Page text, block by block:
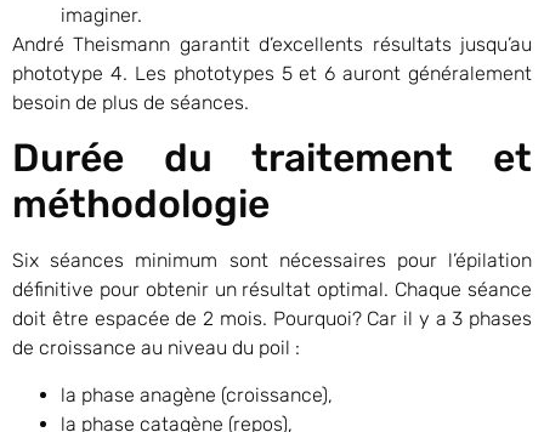
imaginer.
André Theismann garantit d’excellents résultats jusqu’au
phototype 4. Les phototypes 5 et 6 auront généralement
besoin de plus de séances.
Durée du traitement et
méthodologie
Six séances minimum sont nécessaires pour l’épilation
définitive pour obtenir un résultat optimal. Chaque séance
doit être espacée de 2 mois. Pourquoi? Car il y a 3 phases
de croissance au niveau du poil :
la phase anagène (croissance),
la phase catagène (repos),